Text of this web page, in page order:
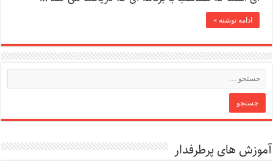
ادامه نوشته »
آموزش های پرطرفدار